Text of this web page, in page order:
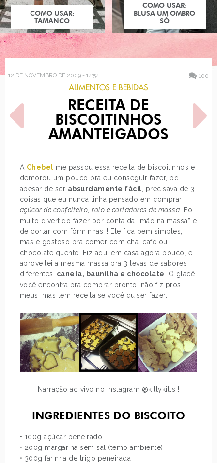
COMO USAR:
TAMANCO
COMO USAR:
BLUSA UM OMBRO
SÓ
12 DE NOVEMBRO DE 2009 - 14:54 100
ALIMENTOS E BEBIDAS
RECEITA DE
BISCOITINHOS
AMANTEIGADOS
A Chebel me passou essa receita de biscoitinhos e
demorou um pouco pra eu conseguir fazer, pq
apesar de ser absurdamente fácil , precisava de 3
coisas que eu nunca tinha pensado em comprar:
açúcar de confeiteiro ,rolo e cortadores de massa . Foi
muito divertido fazer por conta da “mão na massa” e
de cortar com fôrminhas!!! Ele fica bem simples,
mas é gostoso pra comer com chá, café ou
chocolate quente. Fiz aqui em casa agora pouco, e
aproveitei a mesma massa pra 3 levas de sabores
diferentes: canela, baunilha e chocolate
. O glacê
você encontra pra comprar pronto, não fiz pros
meus, mas tem receita se você quiser fazer.
Narração ao vivo no instagram @kittykills !
INGREDIENTES DO BISCOITO
• 100g açúcar peneirado
• 200g margarina sem sal (temp ambiente)
• 300g farinha de trigo peneirada
POST ANTERIOR
RAINDROP MEMORY
PRÓXIMO POST
ESTILO: BLAKE LIVELY